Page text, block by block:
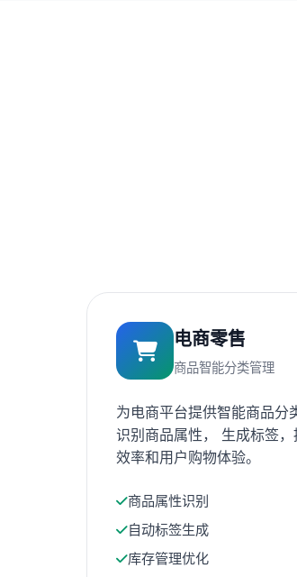
电商零售
商品智能分类管理
为电商平台提供智能商品分
识别商品属性， 生成标签
效率和用户购物体验。
商品属性识别
自动标签生成
库存管理优化